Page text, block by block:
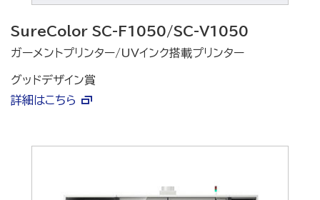
SureColor SC-F1050/SC-V1050
ガーメントプリンター/UVインク搭載プリンター
グッドデザイン賞
詳細はこちら